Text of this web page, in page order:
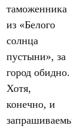
таможенника
из «Белого
солнца
пустыни», за
город обидно.
Хотя,
конечно, и
запрашиваемые